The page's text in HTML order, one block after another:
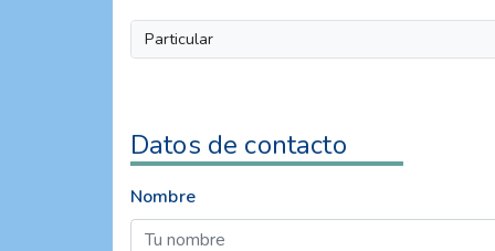
Particular
Datos de contacto
Nombre